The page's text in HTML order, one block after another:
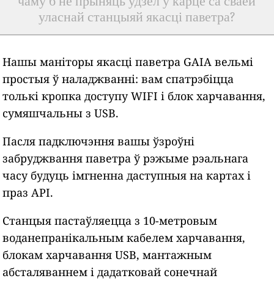
уласнай станцыяй якасці паветра?
Нашы маніторы якасці паветра GAIA вельмі
простыя ў наладжванні: вам спатрэбіцца
толькі кропка доступу WIFI і блок харчавання,
сумяшчальны з USB.
Пасля падключэння вашы ўзроўні
забруджвання паветра ў рэжыме рэальнага
часу будуць імгненна даступныя на картах і
праз API.
Станцыя пастаўляецца з 10-метровым
воданепранікальным кабелем харчавання,
блокам харчавання USB, мантажным
абсталяваннем і дадатковай сонечнай